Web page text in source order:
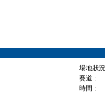
場地狀
賽道 :
時間 :